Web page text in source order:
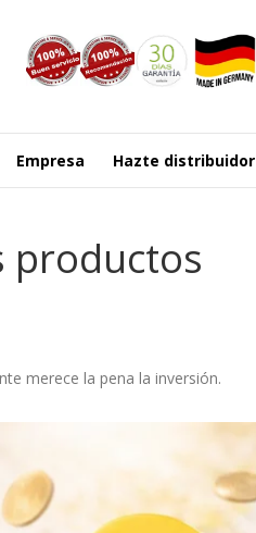
Empresa Hazte distribuidor
productos
merece la pena la inversión.